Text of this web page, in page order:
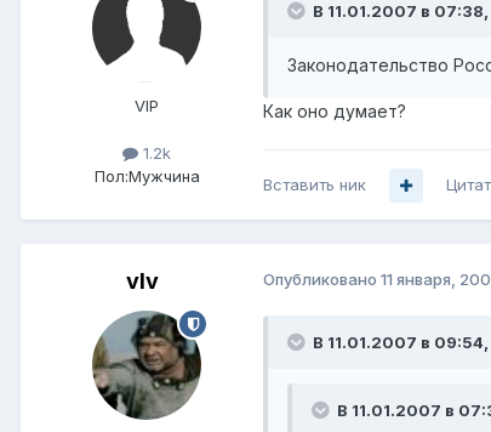
VIP
1.2k
Пол:Мужчина
В 11.01.2007 в 07:38,
Законодательство
Как оно думает?
Вставить ник
vIv Опубликовано 11 января,
В 11.01.2007 в
В 11.01.2007 в